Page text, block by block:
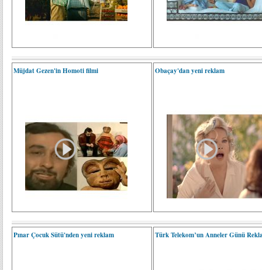
Müjdat Gezen'in Homoti filmi Obaçay'dan yeni reklam
Pınar Çocuk Sütü'nden yeni reklam Türk Telekom’un Anneler Günü